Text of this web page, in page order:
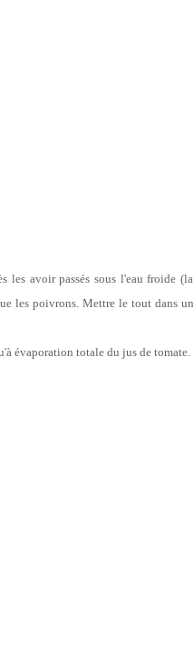
avoir passés sous l'eau froide
les poivrons. Mettre le tout dans
évaporation totale du jus de tomate.